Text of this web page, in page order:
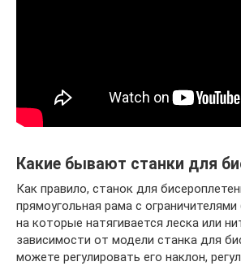
Какие бывают станки для
Как правило, станок для
прямоугольная рама с
на которые натягивается леска или
зависимости от модели станка для
можете регулировать его наклон,